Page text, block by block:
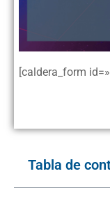
[caldera_form
Tabla de